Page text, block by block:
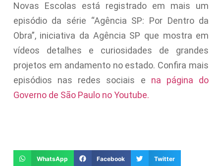
Novas Escolas está registrado em mais um
episódio da série “Agência SP: Por Dentro da
Obra”, iniciativa da Agência SP que mostra em
vídeos detalhes e curiosidades de grandes
projetos em andamento no estado. Confira mais
episódios nas redes sociais e na página do
Governo de São Paulo no Youtube.
WhatsApp Facebook Twitter